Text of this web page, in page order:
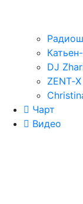
DJ
Чарт
Видео